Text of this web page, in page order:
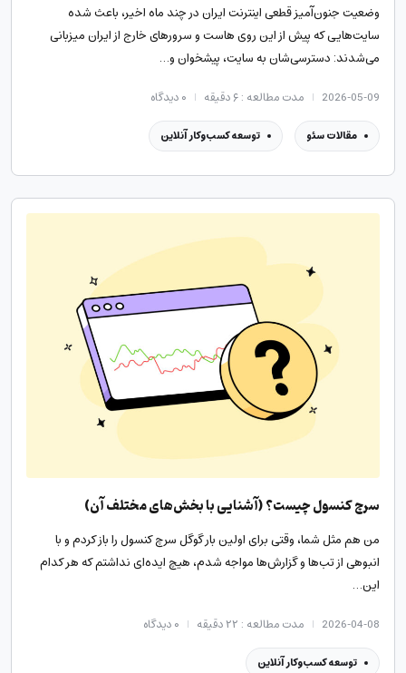
وضعیت جنون‌آمیز قطعی اینترنت ایران در چند ماه‌ اخیر، باعث شده
سایت‌هایی که پیش از این روی هاست و سرورهای خارج از ایران میزبانی
می‌شدند: دسترسی‌شان به سایت‌، پیشخوان و…
2026-05-09 مدت مطالعه : ۶ دقیقه ۰دیدگاه
مقالات سئو توسعه کسب‌وکار آنلاین
سرچ کنسول چیست؟ (آشنایی با بخش‌های مختلف آن)
من هم مثل شما، وقتی برای اولین بار گوگل سرچ کنسول را باز کردم و با
انبوهی از تب‌ها و گزارش‌ها مواجه شدم، هیچ ایده‌ای نداشتم که هر کدام
این…
2026-04-08 مدت مطالعه : ۲۲ دقیقه ۰دیدگاه
توسعه کسب‌وکار آنلاین